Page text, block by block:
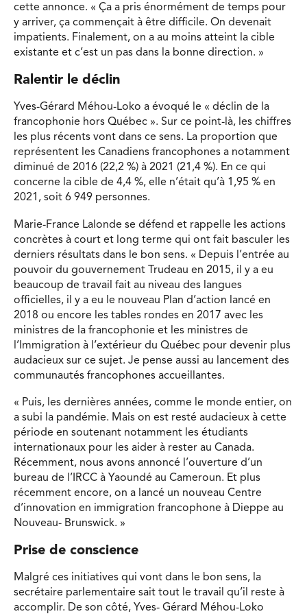
cette annonce. « Ça a pris énormément de temps pour
y arriver, ça commençait à être difficile. On devenait
impatients. Finalement, on a au moins atteint la cible
existante et c’est un pas dans la bonne direction. »
Ralentir le déclin
Yves-Gérard Méhou-Loko a évoqué le « déclin de la
francophonie hors Québec ». Sur ce point-là, les chiffres
les plus récents vont dans ce sens. La proportion que
représentent les Canadiens francophones a notamment
diminué de 2016 (22,2 %) à 2021 (21,4 %). En ce qui
concerne la cible de 4,4 %, elle n’était qu’à 1,95 % en
2021, soit 6 949 personnes.
Marie-France Lalonde se défend et rappelle les actions
concrètes à court et long terme qui ont fait basculer les
derniers résultats dans le bon sens. « Depuis l’entrée au
pouvoir du gouvernement Trudeau en 2015, il y a eu
beaucoup de travail fait au niveau des langues
officielles, il y a eu le nouveau Plan d’action lancé en
2018 ou encore les tables rondes en 2017 avec les
ministres de la francophonie et les ministres de
l’Immigration à l’extérieur du Québec pour devenir plus
audacieux sur ce sujet. Je pense aussi au lancement des
communautés francophones accueillantes.
« Puis, les dernières années, comme le monde entier, on
a subi la pandémie. Mais on est resté audacieux à cette
période en soutenant notamment les étudiants
internationaux pour les aider à rester au Canada.
Récemment, nous avons annoncé l’ouverture d’un
bureau de l’IRCC à Yaoundé au Cameroun. Et plus
récemment encore, on a lancé un nouveau Centre
d’innovation en immigration francophone à Dieppe au
Nouveau- Brunswick. »
Prise de conscience
Malgré ces initiatives qui vont dans le bon sens, la
secrétaire parlementaire sait tout le travail qu’il reste à
accomplir. De son côté, Yves- Gérard Méhou-Loko